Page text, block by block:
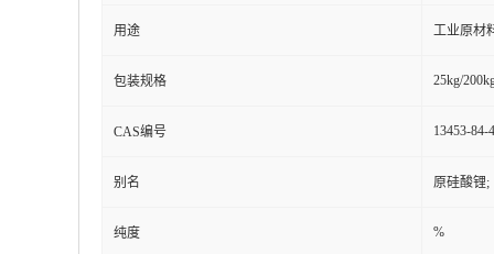
用途 工业原材
包装规格 25kg/
CAS编号 13453-84-4
别名 原硅酸锂;
纯度 %